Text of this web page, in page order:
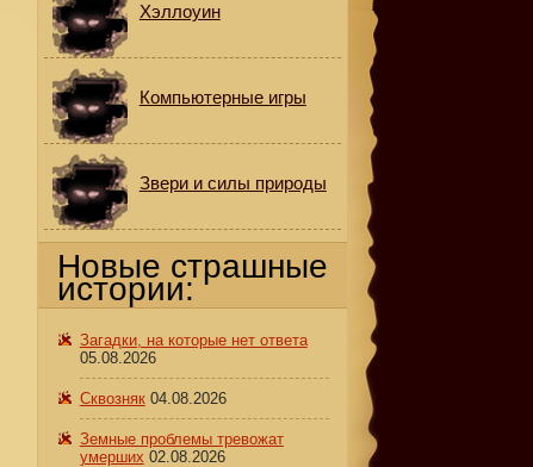
Хэллоуин
Компьютерные игры
Звери и силы природы
Новые страшные
истории:
Загадки, на которые нет ответа
05.08.2026
Сквозняк 04.08.2026
Земные проблемы тревожат
умерших 02.08.2026